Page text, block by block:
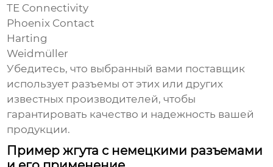
TE Connectivity
Phoenix Contact
Harting
Weidmüller
Убедитесь, что выбранный вами поставщик
использует разъемы от этих или других
известных производителей, чтобы
гарантировать качество и надежность вашей
продукции.
Пример жгута с немецкими разъемами